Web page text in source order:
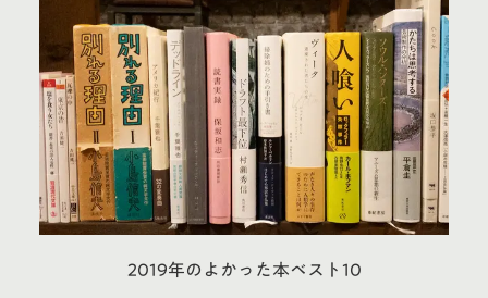
2019年のよかった本ベスト10